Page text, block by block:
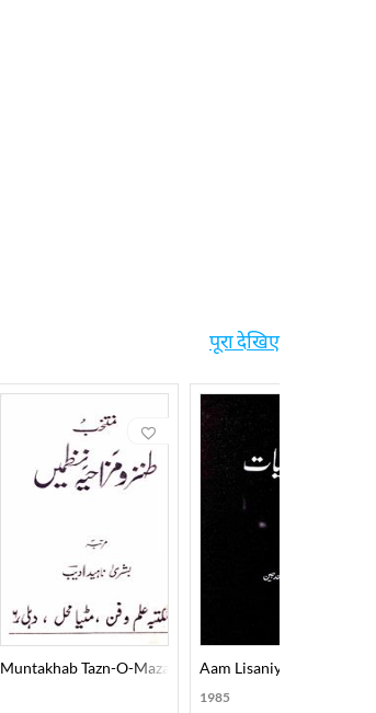
पूरा देखिए
Muntakhab Tazn-O-Mazahiya Nazmein
Aam Lisaniyat
1985